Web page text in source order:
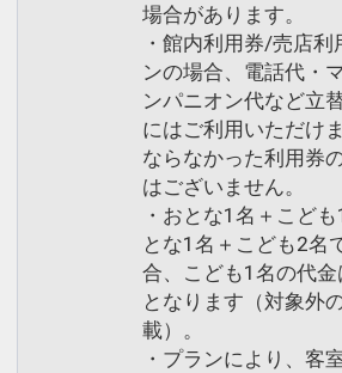
場合があります。
・館内利用券/売店利
ンの場合、電話代・
ンパニオン代など立
にはご利用いただけ
ならなかった利用券
はございません。
・おとな1名＋こど
とな1名＋こども2名
合、こども1名の代
となります（対象外
載）。
・プランにより、客